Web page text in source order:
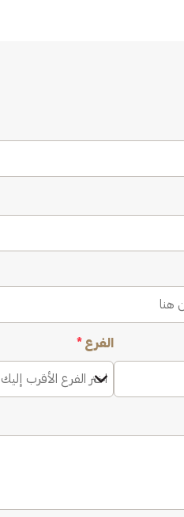
الفرع *
اختر الفرع الأقرب إليك